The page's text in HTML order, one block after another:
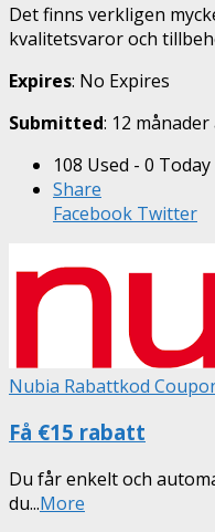
Det finns verkligen
kvalitetsvaror och
Expires: No Expires
Submitted: 12 månader
108 Used - 0 Today
Share
Facebook Twitter
Nubia Rabattkod
Få €15 rabatt
Du får enkelt och
du...More